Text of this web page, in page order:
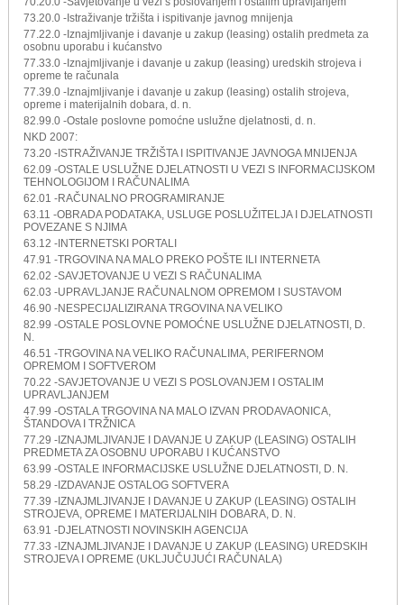
73.20.0 -Istraživanje tržišta i ispitivanje javnog mnijenja
77.22.0 -Iznajmljivanje i davanje u zakup (leasing) ostalih predmeta za
osobnu uporabu i kućanstvo
77.33.0 -Iznajmljivanje i davanje u zakup (leasing) uredskih strojeva i
opreme te računala
77.39.0 -Iznajmljivanje i davanje u zakup (leasing) ostalih strojeva,
opreme i materijalnih dobara, d. n.
82.99.0 -Ostale poslovne pomoćne uslužne djelatnosti, d. n.
NKD 2007:
73.20 -ISTRAŽIVANJE TRŽIŠTA I ISPITIVANJE JAVNOGA MNIJENJA
62.09 -OSTALE USLUŽNE DJELATNOSTI U VEZI S INFORMACIJSKOM
TEHNOLOGIJOM I RAČUNALIMA
62.01 -RAČUNALNO PROGRAMIRANJE
63.11 -OBRADA PODATAKA, USLUGE POSLUŽITELJA I DJELATNOSTI
POVEZANE S NJIMA
63.12 -INTERNETSKI PORTALI
47.91 -TRGOVINA NA MALO PREKO POŠTE ILI INTERNETA
62.02 -SAVJETOVANJE U VEZI S RAČUNALIMA
62.03 -UPRAVLJANJE RAČUNALNOM OPREMOM I SUSTAVOM
46.90 -NESPECIJALIZIRANA TRGOVINA NA VELIKO
82.99 -OSTALE POSLOVNE POMOĆNE USLUŽNE DJELATNOSTI, D.
N.
46.51 -TRGOVINA NA VELIKO RAČUNALIMA, PERIFERNOM
OPREMOM I SOFTVEROM
70.22 -SAVJETOVANJE U VEZI S POSLOVANJEM I OSTALIM
UPRAVLJANJEM
47.99 -OSTALA TRGOVINA NA MALO IZVAN PRODAVAONICA,
ŠTANDOVA I TRŽNICA
77.29 -IZNAJMLJIVANJE I DAVANJE U ZAKUP (LEASING) OSTALIH
PREDMETA ZA OSOBNU UPORABU I KUĆANSTVO
63.99 -OSTALE INFORMACIJSKE USLUŽNE DJELATNOSTI, D. N.
58.29 -IZDAVANJE OSTALOG SOFTVERA
77.39 -IZNAJMLJIVANJE I DAVANJE U ZAKUP (LEASING) OSTALIH
STROJEVA, OPREME I MATERIJALNIH DOBARA, D. N.
63.91 -DJELATNOSTI NOVINSKIH AGENCIJA
77.33 -IZNAJMLJIVANJE I DAVANJE U ZAKUP (LEASING) UREDSKIH
STROJEVA I OPREME (UKLJUČUJUĆI RAČUNALA)